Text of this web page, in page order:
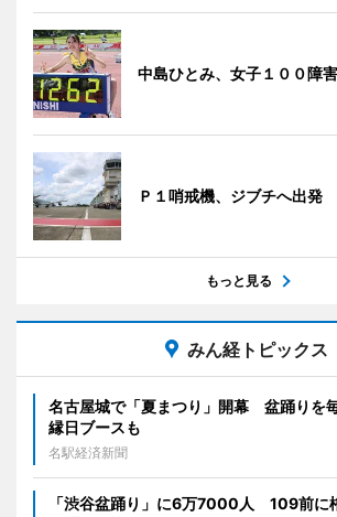
中島ひとみ、女子１００障
Ｐ１哨戒機、ジブチへ出発
もっと見る
みん経トピックス
名古屋城で「夏まつり」開幕 盆踊りを
縁日ブースも
名駅経済新聞
「渋谷盆踊り」に6万7000人 109前に